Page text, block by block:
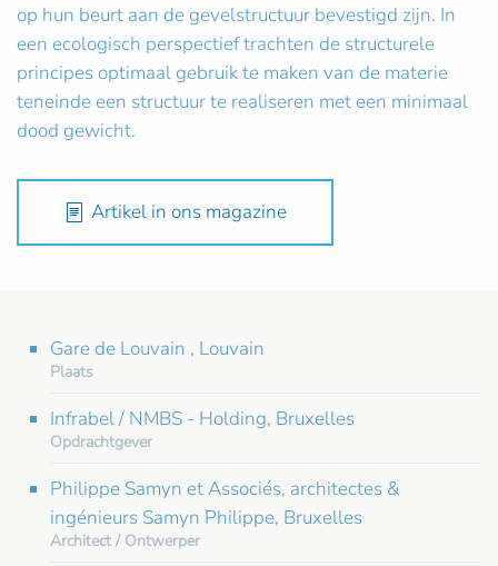
op hun beurt aan de gevelstructuur bevestigd zijn. In
een ecologisch perspectief trachten de structurele
principes optimaal gebruik te maken van de materie
teneinde een structuur te realiseren met een minimaal
dood gewicht.
Artikel in ons magazine
Gare de Louvain , Louvain
Plaats
Infrabel / NMBS - Holding, Bruxelles
Opdrachtgever
Philippe Samyn et Associés, architectes &
ingénieurs Samyn Philippe, Bruxelles
Architect / Ontwerper